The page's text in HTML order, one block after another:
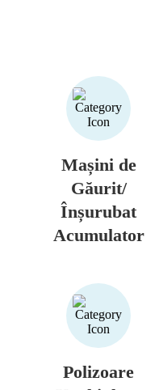
Mașini de
Găurit/
Înșurubat
Acumulator
Polizoare